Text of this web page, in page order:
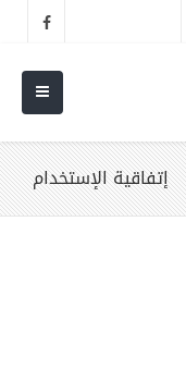
إتفاقية الإستخدام